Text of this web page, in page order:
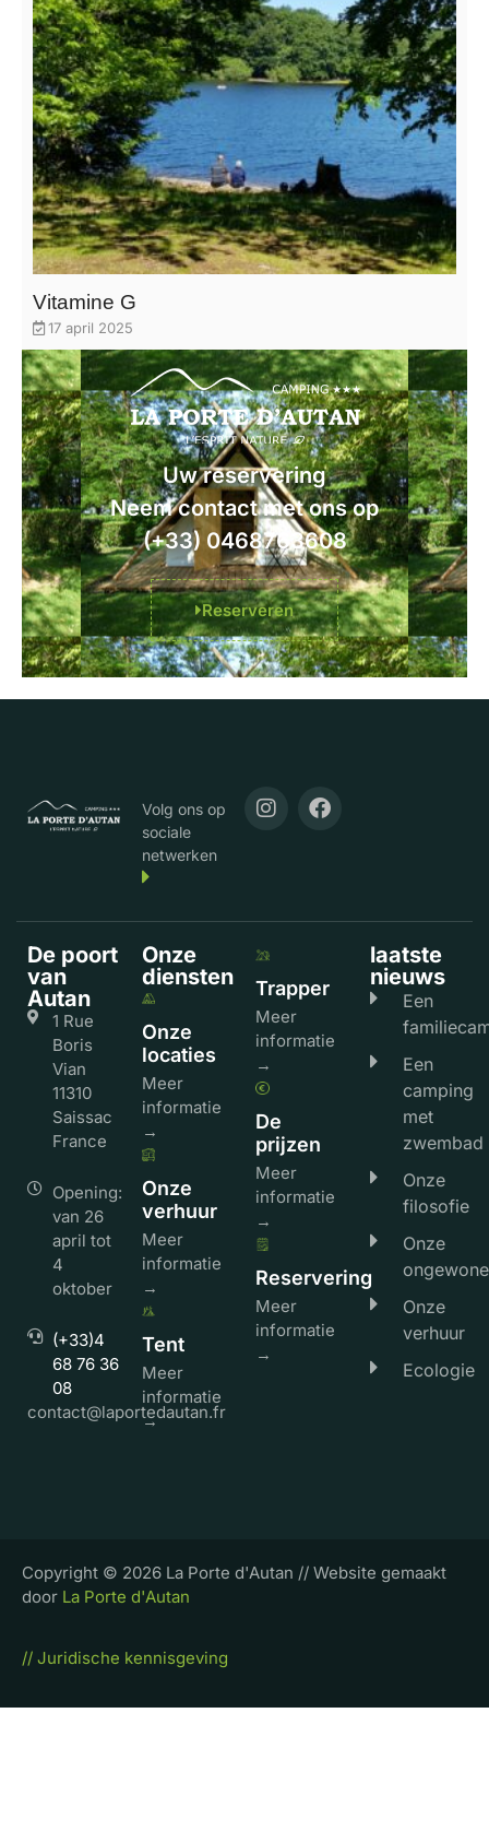
Vitamine G
17 april 2025
Uw reservering
Neem contact met ons op
(+33) 0468763608
Reserveren
Volg ons op
sociale
netwerken
De poort
van
Autan
1 Rue
Boris
Vian
11310
Saissac
France
Opening:
van 26
april tot
4
oktober
(+33)4
68 76 36
08
contact@laportedautan.fr
Onze
diensten
Onze
locaties
Meer
informatie
→
Onze
verhuur
Meer
informatie
→
Tent
Meer
informatie
→
Trapper
Meer
informatie
→
De
prijzen
Meer
informatie
→
Reservering
Meer
informatie
→
laatste
nieuws
Een
Een
camping
met
zwembad
Onze
filosofie
Onze
ongewone
Onze
verhuur
Ecologie
Copyright © 2026 La Porte d'Autan // Website gemaakt
door La Porte d'Autan
// Juridische kennisgeving